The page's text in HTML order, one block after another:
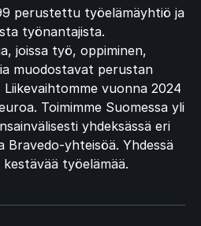
perustettu työelämäyhtiö ja
työnantajista.
joissa työ, oppiminen,
muodostavat perustan
vuonna 2024
Toimimme Suomessa yli
yhdeksässä eri
Bravedo-yhteisöä. Yhdessä
työelämää.